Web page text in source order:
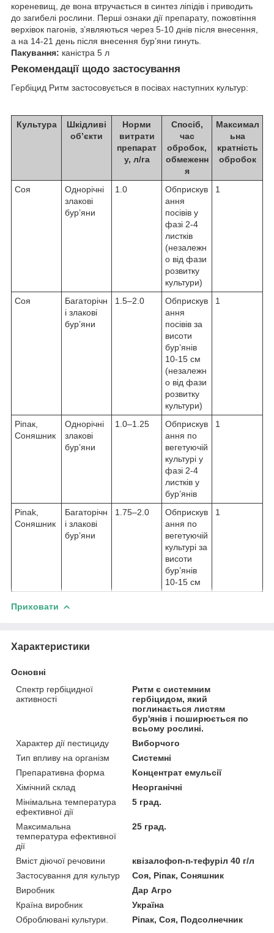
кореневищ, де вона втручається в синтез ліпідів і приводить
до загибелі рослини. Перші ознаки дії препарату, пожовтіння
верхівок пагонів, з’являються через 5-10 днів після внесення,
а на 14-21 день після внесення бур’яни гинуть.
Пакування: каністра 5 л
Рекомендації щодо застосування
Гербіцид Ритм застосовується в посівах наступних культур:
Культура
Шкідливі
об’єкти
Норми
витрати
препарат
у, л/га
Спосіб,
час
обробок,
обмеженн
я
Максимал
ьна
кратність
обробок
Соя
Однорічні
злакові
бур’яни
1.0
Обприскув
ання
посівів у
фазі 2-4
листків
(незалежн
о від фази
розвитку
культури)
1
Соя
Багаторічн
і злакові
бур’яни
1.5–2.0
Обприскув
ання
посівів за
висоти
бур’янів
10-15 см
(незалежн
о від фази
розвитку
культури)
1
Ріпак,
Соняшник
Однорічні
злакові
бур’яни
1.0–1.25
Обприскув
ання по
вегетуючій
культурі у
фазі 2-4
листків у
бур’янів
1
Pinak,
Соняшник
Багаторічн
і злакові
бур’яни
1.75–2.0
Обприскув
ання по
вегетуючій
культурі за
висоти
бур’янів
10-15 см
1
Приховати
Характеристики
Основні
Спектр гербіцидної
активності
Ритм є системним
гербіцидом, який
поглинається листям
бур'янів і поширюється по
всьому рослині.
Характер дії пестициду
Виборчого
Тип впливу на організм
Системні
Препаративна форма
Концентрат емульсії
Хімічний склад
Неорганічні
Мінімальна температура
ефективної дії
5 град.
Максимальна
температура ефективної
дії
25 град.
Вміст діючої речовини
квізалофоп-п-тефуріл 40 г/л
Застосування для культур
Соя, Ріпак, Соняшник
Виробник
Дар Агро
Країна виробник
Україна
Оброблювані культури.
Ріпак, Соя, Подсолнечник